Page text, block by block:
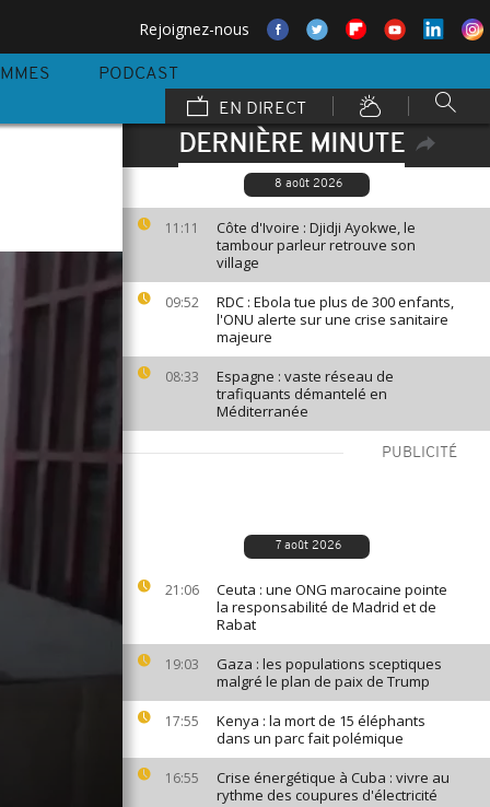
Rejoignez-nous
PODCAST
EN DIRECT
DERNIÈRE MINUTE
8 août 2026
11:11
Côte d'Ivoire : Djidji Ayokwe, le
tambour parleur retrouve son
village
09:52
RDC : Ebola tue plus de 300 enfants,
l'ONU alerte sur une crise sanitaire
majeure
08:33
Espagne : vaste réseau de
trafiquants démantelé en
Méditerranée
PUBLICITÉ
7 août 2026
21:06
Ceuta : une ONG marocaine pointe
la responsabilité de Madrid et de
Rabat
19:03
Gaza : les populations sceptiques
malgré le plan de paix de Trump
17:55
Kenya : la mort de 15 éléphants
dans un parc fait polémique
16:55
Crise énergétique à Cuba : vivre au
rythme des coupures d'électricité